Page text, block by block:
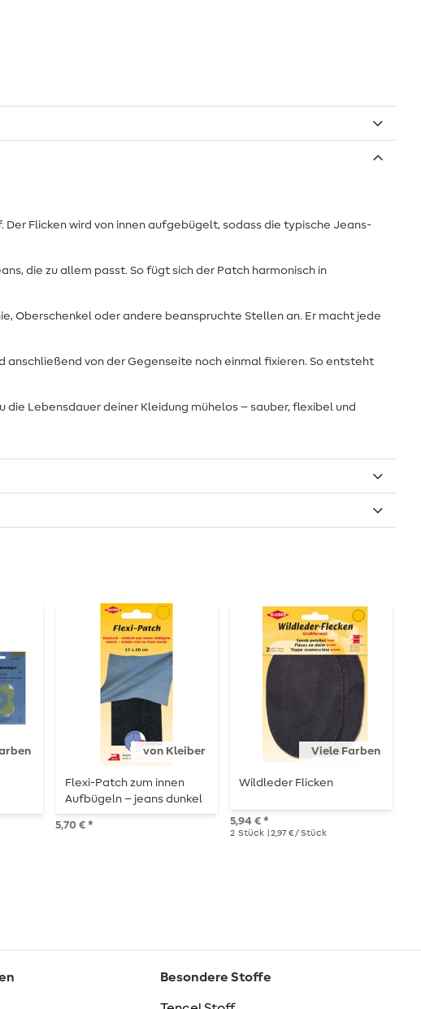
Flicken wird von innen aufgebügelt, sodass die typische Jeans-
die zu allem passt. So fügt sich der Patch harmonisch in
Oberschenkel oder andere beanspruchte Stellen an. Er macht jede
von der Gegenseite noch einmal fixieren. So entsteht
Lebensdauer deiner Kleidung mühelos – sauber, flexibel und
von Kleiber
Flexi-Patch zum innen
Aufbügeln – jeans dunkel
5,70 € *
Viele Farben
Wildleder Flicken
5,94 € *
2 Stück | 2,97 € / Stück
Besondere Stoffe